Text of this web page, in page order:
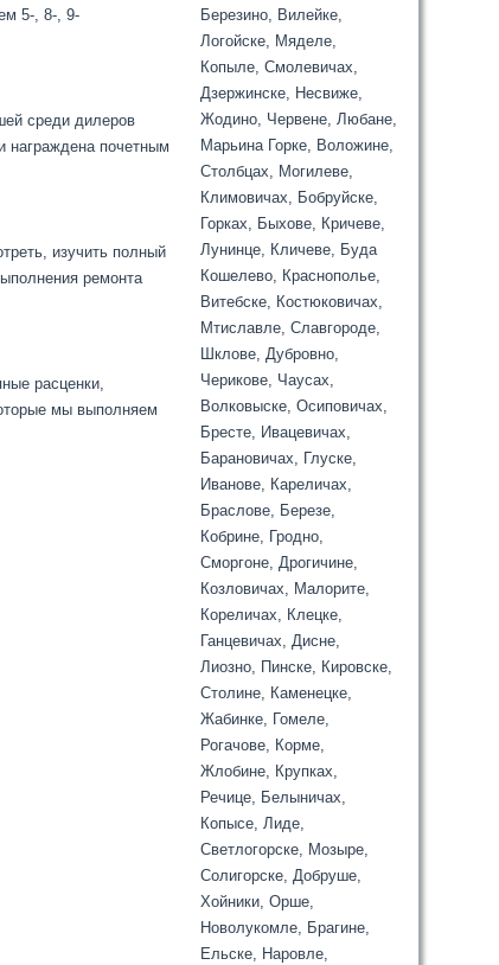
5-, 8-, 9-
среди дилеров
награждена почетным
изучить полный
ремонта
расценки,
мы выполняем
Березино, Вилейке,
Логойске, Мяделе,
Копыле, Смолевичах,
Дзержинске, Несвиже,
Жодино, Червене, Любане,
Марьина Горке, Воложине,
Столбцах, Могилеве,
Климовичах, Бобруйске,
Горках, Быхове, Кричеве,
Лунинце, Кличеве, Буда
Кошелево, Краснополье,
Витебске, Костюковичах,
Мтиславле, Славгороде,
Шклове, Дубровно,
Черикове, Чаусах,
Волковыске, Осиповичах,
Бресте, Ивацевичах,
Барановичах, Глуске,
Иванове, Кареличах,
Браслове, Березе,
Кобрине, Гродно,
Сморгоне, Дрогичине,
Козловичах, Малорите,
Кореличах, Клецке,
Ганцевичах, Дисне,
Лиозно, Пинске, Кировске,
Столине, Каменецке,
Жабинке, Гомеле,
Рогачове, Корме,
Жлобине, Крупках,
Речице, Белыничах,
Копысе, Лиде,
Светлогорске, Мозыре,
Солигорске, Добруше,
Хойники, Орше,
Новолукомле, Брагине,
Ельске, Наровле,